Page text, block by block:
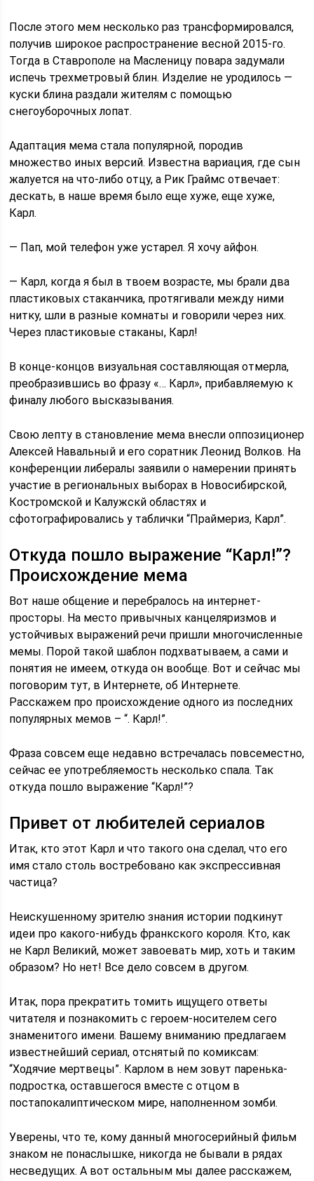
После этого мем несколько раз трансформировался,
получив широкое распространение весной 2015-го.
Тогда в Ставрополе на Масленицу повара задумали
испечь трехметровый блин. Изделие не уродилось —
куски блина раздали жителям с помощью
снегоуборочных лопат.
Адаптация мема стала популярной, породив
множество иных версий. Известна вариация, где сын
жалуется на что-либо отцу, а Рик Граймс отвечает:
дескать, в наше время было еще хуже, еще хуже,
Карл.
— Пап, мой телефон уже устарел. Я хочу айфон.
— Карл, когда я был в твоем возрасте, мы брали два
пластиковых стаканчика, протягивали между ними
нитку, шли в разные комнаты и говорили через них.
Через пластиковые стаканы, Карл!
В конце-концов визуальная составляющая отмерла,
преобразившись во фразу «… Карл», прибавляемую к
финалу любого высказывания.
Свою лепту в становление мема внесли оппозиционер
Алексей Навальный и его соратник Леонид Волков. На
конференции либералы заявили о намерении принять
участие в региональных выборах в Новосибирской,
Костромской и Калужскй областях и
сфотографировались у таблички “Праймериз, Карл”.
Откуда пошло выражение “Карл!”?
Происхождение мема
Вот наше общение и перебралось на интернет-
просторы. На место привычных канцеляризмов и
устойчивых выражений речи пришли многочисленные
мемы. Порой такой шаблон подхватываем, а сами и
понятия не имеем, откуда он вообще. Вот и сейчас мы
поговорим тут, в Интернете, об Интернете.
Расскажем про происхождение одного из последних
популярных мемов – “. Карл!”.
Фраза совсем еще недавно встречалась повсеместно,
сейчас ее употребляемость несколько спала. Так
откуда пошло выражение “Карл!”?
Привет от любителей сериалов
Итак, кто этот Карл и что такого она сделал, что его
имя стало столь востребовано как экспрессивная
частица?
Неискушенному зрителю знания истории подкинут
идеи про какого-нибудь франкского короля. Кто, как
не Карл Великий, может завоевать мир, хоть и таким
образом? Но нет! Все дело совсем в другом.
Итак, пора прекратить томить ищущего ответы
читателя и познакомить с героем-носителем сего
знаменитого имени. Вашему вниманию предлагаем
известнейший сериал, отснятый по комиксам:
“Ходячие мертвецы”. Карлом в нем зовут паренька-
подростка, оставшегося вместе с отцом в
постапокалиптическом мире, наполненном зомби.
Уверены, что те, кому данный многосерийный фильм
знаком не понаслышке, никогда не бывали в рядах
несведущих. А вот остальным мы далее расскажем,